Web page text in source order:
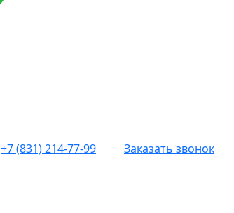
+7 (831) 214-77-99 Заказать звонок